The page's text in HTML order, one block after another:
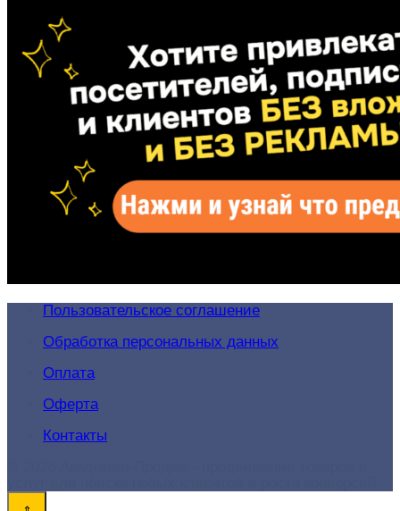
Пользовательское соглашение
Обработка персональных данных
Оплата
Оферта
Контакты